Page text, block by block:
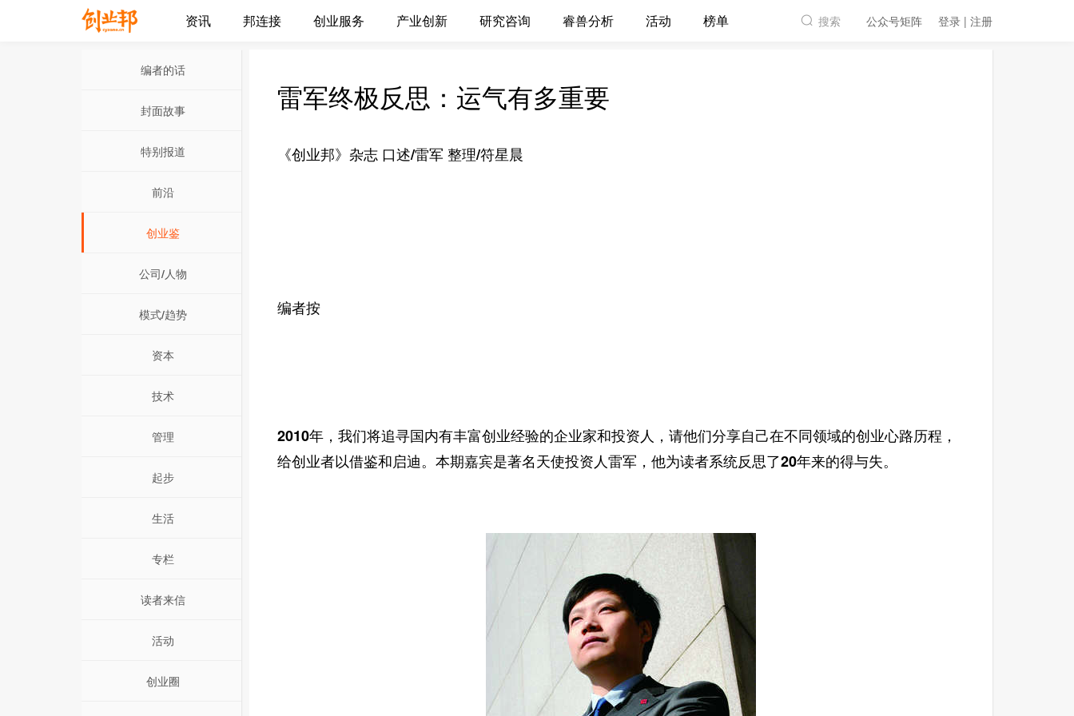
资讯 邦连接 创业服务 产业创新 研究咨询 睿兽分析 活动 榜单 搜索 公众号矩阵 登录 | 注册
编者的话
封面故事
特别报道
前沿
创业鉴
公司/人物
模式/趋势
资本
技术
管理
起步
生活
专栏
读者来信
活动
创业圈
雷军终极反思：运气有多重要
《创业邦》杂志 口述/雷军 整理/符星晨
编者按
2010年，我们将追寻国内有丰富创业经验的企业家和投资人，请他们分享自己在不同领域的创业心路历程，
给创业者以借鉴和启迪。本期嘉宾是著名天使投资人雷军，他为读者系统反思了20年来的得与失。